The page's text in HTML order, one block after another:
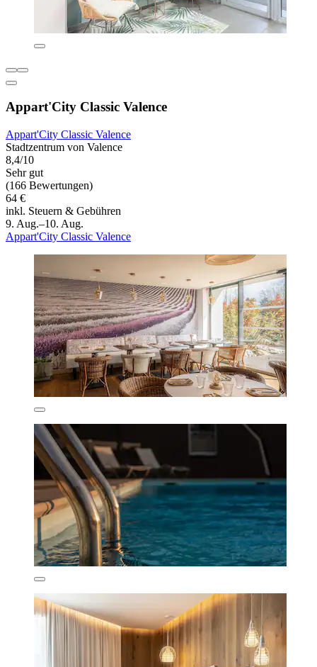
Appart'City Classic Valence
Appart'City Classic Valence
Stadtzentrum von Valence
8,4/10
Sehr gut
(166 Bewertungen)
64 €
inkl. Steuern & Gebühren
9. Aug.–10. Aug.
Appart'City Classic Valence